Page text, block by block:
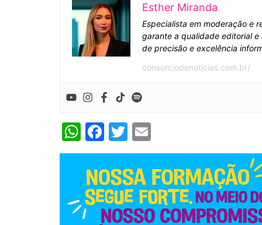
Esther Miranda
Especialista em moderação e
garante a qualidade editorial
de precisão e excelência
consorciodenoticias.com.br/
W
h
at
s
A
F
a
c
e
b
T
w
itt
er
m
ai
l